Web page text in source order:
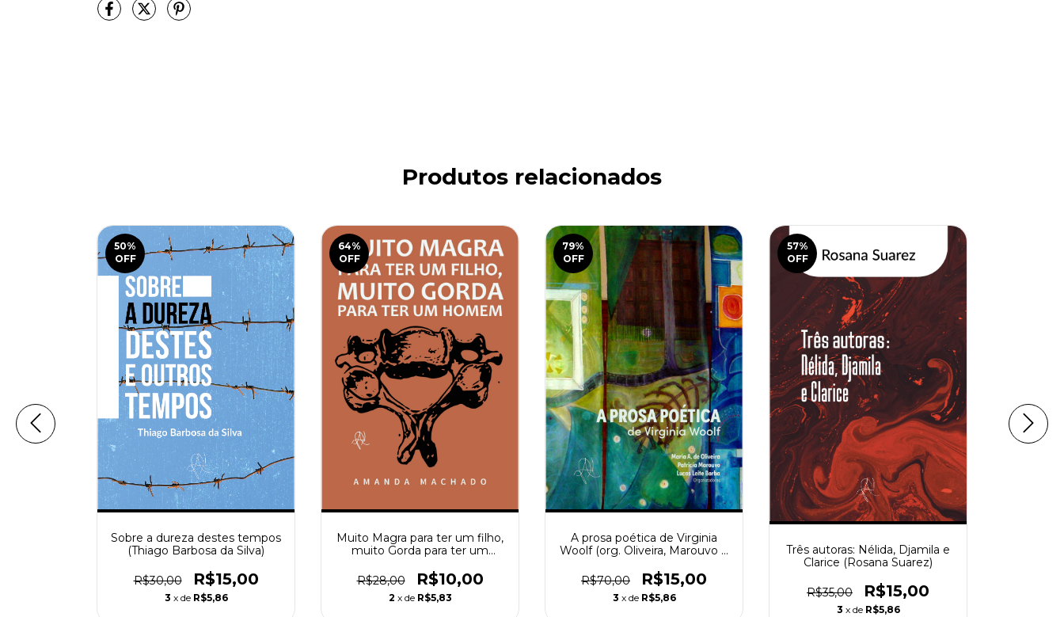
Produtos relacionados
50%
OFF
Sobre a dureza destes tempos
(Thiago Barbosa da Silva)
R$30,00 R$15,00
3 x de R$5,86
64%
OFF
Muito Magra para ter um filho,
muito Gorda para ter um
R$28,00
R$10,00
2 x de R$5,83
79%
OFF
A prosa poética de Virginia
Woolf (org. Oliveira, Marouvo e
R$70,00
R$15,00
3 x de R$5,86
57%
OFF
Três autoras: Nélida, Djamila e
Clarice (Rosana Suarez)
R$35,00 R$15,00
3 x de R$5,86